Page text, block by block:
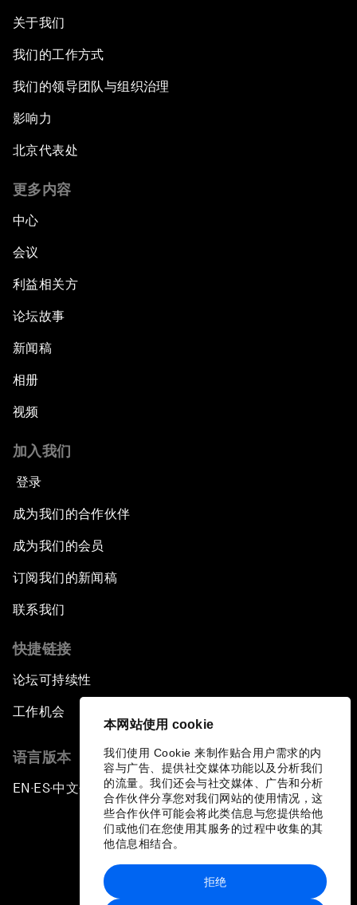
本网站使用 cookie
我们使用 Cookie 来制作贴合用户需求的内
容与广告、提供社交媒体功能以及分析我们
的流量。我们还会与社交媒体、广告和分析
合作伙伴分享您对我们网站的使用情况，这
些合作伙伴可能会将此类信息与您提供给他
们或他们在您使用其服务的过程中收集的其
他信息相结合。
拒绝
关于我们
我们的工作方式
我们的领导团队与组织治理
影响力
北京代表处
更多内容
中心
会议
利益相关方
论坛故事
新闻稿
相册
视频
加入我们
登录
成为我们的合作伙伴
成为我们的会员
订阅我们的新闻稿
联系我们
快捷链接
论坛可持续性
工作机会
语言版本
EN ▪ ES▪中文▪ 日本語